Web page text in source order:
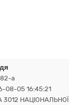
a
08-05 16:45:21
НАЦІОНАЛЬНОЇ